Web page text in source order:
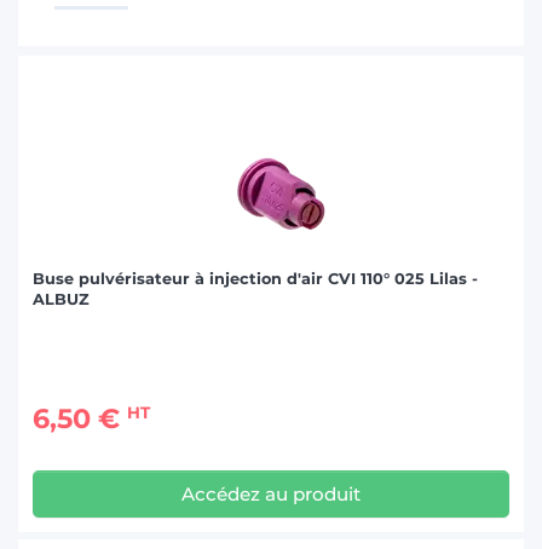
Buse pulvérisateur à injection d'air CVI 110° 025 Lilas -
ALBUZ
6,50 € HT
Accédez au produit